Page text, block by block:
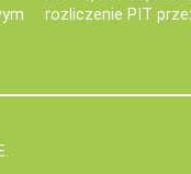
rozliczenie PIT